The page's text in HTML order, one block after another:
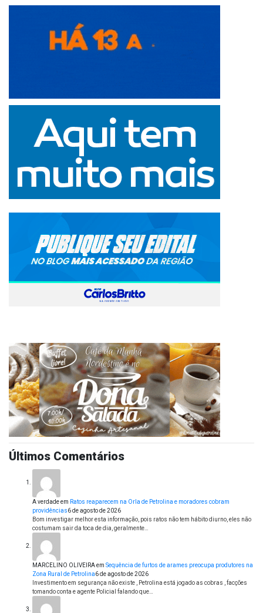
Últimos Comentários
A verdadeem Ratos reaparecem na Orla de Petrolina e moradores cobram
providências6 de agosto de 2026
Bom investigar melhor esta informação, pois ratos não tem hábito diurno, eles não
costumam sair da toca de dia, geralmente…
MARCELINO OLIVEIRAem Sequência de furtos de arames preocupa produtores na
Zona Rural de Petrolina6 de agosto de 2026
Investimento em segurança não existe , Petrolina está jogado as cobras , facções
tomando conta e agente Policial falando que…